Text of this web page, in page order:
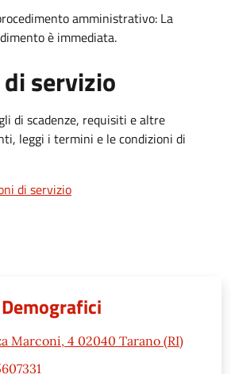
amministrativo: La
è immediata.
servizio
di scadenze, requisiti e altre
leggi i termini e le condizioni di
di servizio
Marconi, 4 02040 Tarano (RI)